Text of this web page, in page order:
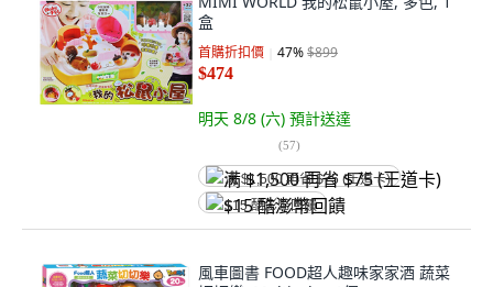
盒
首購折扣價 47%$899
$474
明天 8/8 (六) 預計送達
(57)
满 $1,500 再省 $75 (王道卡)
$15 酷澎幣回饋
風車圖書 FOOD超人趣味家家酒 蔬菜